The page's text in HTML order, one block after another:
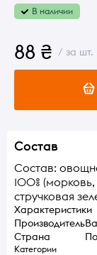
В наличии
88 ₴ / за шт.
Состав
Состав:
100%
стручковая
Характеристики
Производитель
Страна
Категории